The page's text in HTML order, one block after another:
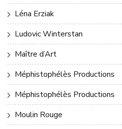
Léna Erziak
Ludovic Winterstan
Maître d’Art
Méphistophélès Productions
Méphistophélès Productions
Moulin Rouge